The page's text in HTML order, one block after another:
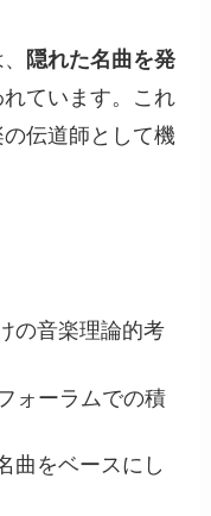
隠れた名曲を発
ています。これ
伝道師として機
の音楽理論的考
ォーラムでの積
曲をベースにし